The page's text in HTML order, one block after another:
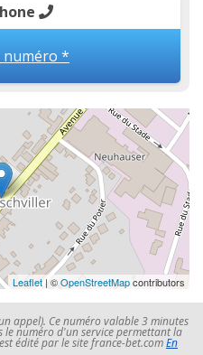
numéro *
Leaflet| ©OpenStreetMapcontributors
appel). Ce numéro valable 3 minutes
numéro d'un service permettant la
édité par le site france-bet.comEn